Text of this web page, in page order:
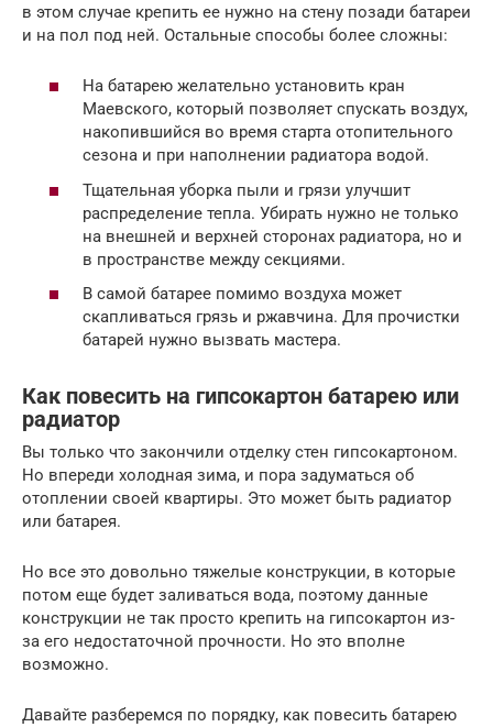
в этом случае крепить ее нужно на стену позади батареи
и на пол под ней. Остальные способы более сложны:
На батарею желательно установить кран
Маевского, который позволяет спускать воздух,
накопившийся во время старта отопительного
сезона и при наполнении радиатора водой.
Тщательная уборка пыли и грязи улучшит
распределение тепла. Убирать нужно не только
на внешней и верхней сторонах радиатора, но и
в пространстве между секциями.
В самой батарее помимо воздуха может
скапливаться грязь и ржавчина. Для прочистки
батарей нужно вызвать мастера.
Как повесить на гипсокартон батарею или
радиатор
Вы только что закончили отделку стен гипсокартоном.
Но впереди холодная зима, и пора задуматься об
отоплении своей квартиры. Это может быть радиатор
или батарея.
Но все это довольно тяжелые конструкции, в которые
потом еще будет заливаться вода, поэтому данные
конструкции не так просто крепить на гипсокартон из-
за его недостаточной прочности. Но это вполне
возможно.
Давайте разберемся по порядку, как повесить батарею